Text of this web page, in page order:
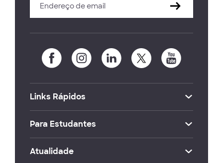
Links Rápidos
Para Estudantes
Atualidade